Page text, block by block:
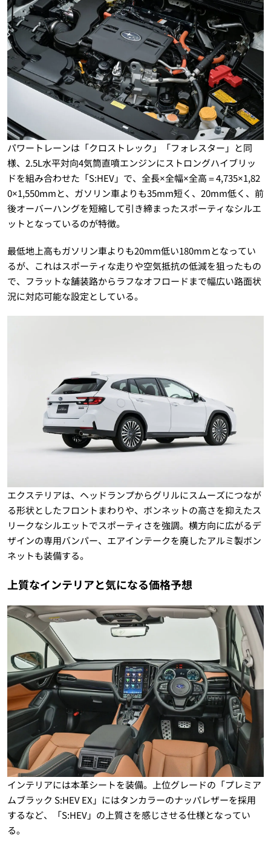
パワートレーンは「クロストレック」「フォレスター」と同
様、2.5L水平対向4気筒直噴エンジンにストロングハイブリッ
ドを組み合わせた「S:HEV」で、全長×全幅×全高＝4,735×1,82
0×1,550mmと、ガソリン車よりも35mm短く、20mm低く、前
後オーバーハングを短縮して引き締まったスポーティなシルエ
ットとなっているのが特徴。
最低地上高もガソリン車よりも20mm低い180mmとなってい
るが、これはスポーティな走りや空気抵抗の低減を狙ったもの
で、フラットな舗装路からラフなオフロードまで幅広い路面状
況に対応可能な設定としている。
エクステリアは、ヘッドランプからグリルにスムーズにつなが
る形状としたフロントまわりや、ボンネットの高さを抑えたス
リークなシルエットでスポーティさを強調。横方向に広がるデ
ザインの専用バンパー、エアインテークを廃したアルミ製ボン
ネットも装備する。
上質なインテリアと気になる価格予想
インテリアには本革シートを装備。上位グレードの「プレミア
ムブラック S:HEV EX」にはタンカラーのナッパレザーを採用
するなど、「S:HEV」の上質さを感じさせる仕様となってい
る。